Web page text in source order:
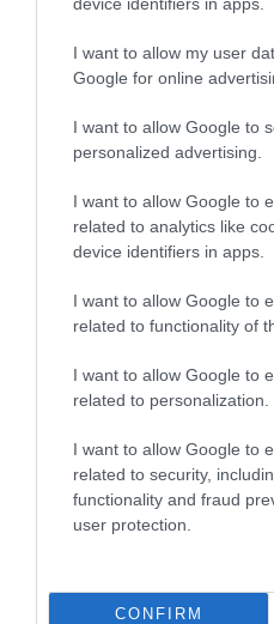
I want to allow my user
Google for online
I want to allow Google to
personalized advertising.
I want to allow Google to
related to analytics like
device identifiers in apps.
I want to allow Google to
related to functionality of
I want to allow Google to
related to personalization.
I want to allow Google to
related to security,
functionality and fraud
user protection.
CONFIRM